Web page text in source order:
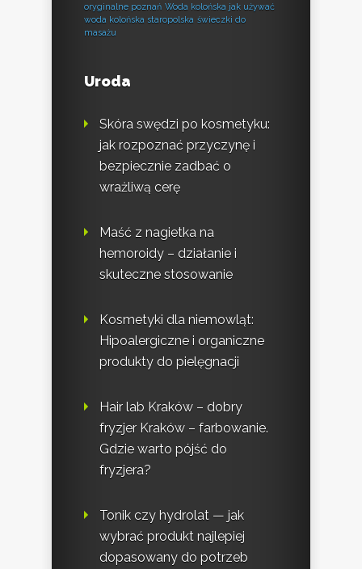
oryginalne poznań Woda kolońska jak używać
woda kolońska staropolska świeczki do
masażu
Uroda
Skóra swędzi po kosmetyku:
jak rozpoznać przyczynę i
bezpiecznie zadbać o
wrażliwą cerę
Maść z nagietka na
hemoroidy – działanie i
skuteczne stosowanie
Kosmetyki dla niemowląt:
Hipoalergiczne i organiczne
produkty do pielęgnacji
Hair lab Kraków – dobry
fryzjer Kraków – farbowanie.
Gdzie warto pójść do
fryzjera?
Tonik czy hydrolat — jak
wybrać produkt najlepiej
dopasowany do potrzeb